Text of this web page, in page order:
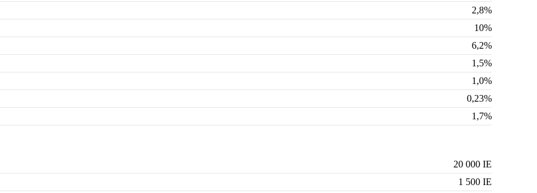
2,8%
10%
6,2%
1,5%
1,0%
0,23%
1,7%
20 000 IE
1 500 IE